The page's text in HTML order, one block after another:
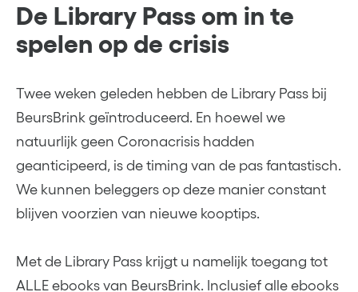
De Library Pass om in te
spelen op de crisis
Twee weken geleden hebben de Library Pass bij
BeursBrink geïntroduceerd. En hoewel we
natuurlijk geen Coronacrisis hadden
geanticipeerd, is de timing van de pas fantastisch.
We kunnen beleggers op deze manier constant
blijven voorzien van nieuwe kooptips.
Met de Library Pass krijgt u namelijk toegang tot
ALLE ebooks van BeursBrink. Inclusief alle ebooks